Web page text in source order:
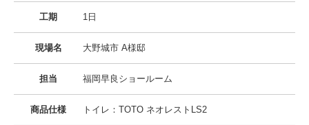
工期 1日
現場名 大野城市 A様邸
担当 福岡早良ショールーム
商品仕様 トイレ：TOTO ネオレストLS2